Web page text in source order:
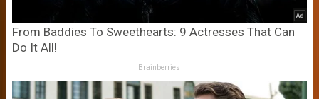
From Baddies To Sweethearts: 9 Actresses That Can
Do It All!
Brainberries